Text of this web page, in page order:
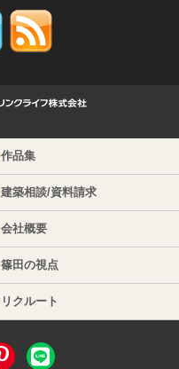
作品集
建築相談/資料請求
会社概要
篠田の視点
リクルート